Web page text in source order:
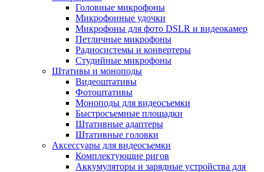
Головные микрофоны
Микрофонные удочки
Микрофоны для фото DSLR и видеокамер
Петличные микрофоны
Радиосистемы и конвертеры
Студийные микрофоны
Штативы и моноподы
Видеоштативы
Фотоштативы
Моноподы для видеосъемки
Быстросъемные площадки
Штативные адаптеры
Штативные головки
Аксессуары для видеосъемки
Комплектующие ригов
Аккумуляторы и зарядные устройства для